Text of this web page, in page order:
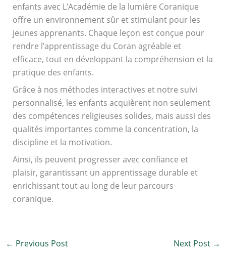
enfants avec L’Académie de la lumière Coranique
offre un environnement sûr et stimulant pour les
jeunes apprenants. Chaque leçon est conçue pour
rendre l’apprentissage du Coran agréable et
efficace, tout en développant la compréhension et la
pratique des enfants.
Grâce à nos méthodes interactives et notre suivi
personnalisé, les enfants acquièrent non seulement
des compétences religieuses solides, mais aussi des
qualités importantes comme la concentration, la
discipline et la motivation.
Ainsi, ils peuvent progresser avec confiance et
plaisir, garantissant un apprentissage durable et
enrichissant tout au long de leur parcours
coranique.
← Previous Post Next Post →